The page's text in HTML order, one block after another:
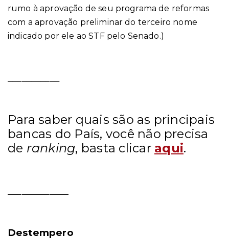
rumo à aprovação de seu programa de reformas
com a aprovação preliminar do terceiro nome
indicado por ele ao STF pelo Senado.)
Para saber quais são as principais
bancas do País, você não precisa
de ranking, basta clicar aqui.
Destempero